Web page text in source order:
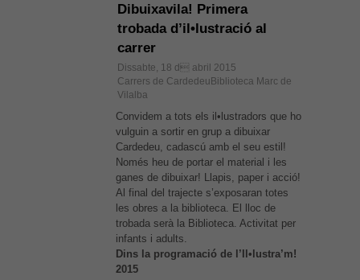
Dibuixavila! Primera
trobada d’il•lustració al
carrer
Dissabte, 18 d abril 2015
Carrers de CardedeuBiblioteca Marc de
Vilalba
Convidem a tots els il•lustradors que ho
vulguin a sortir en grup a dibuixar
Cardedeu, cadascú amb el seu estil!
Només heu de portar el material i les
ganes de dibuixar! Llapis, paper i acció!
Al final del trajecte s’exposaran totes
les obres a la biblioteca. El lloc de
trobada serà la Biblioteca. Activitat per
infants i adults.
Dins la programació de l’Il•lustra’m!
2015